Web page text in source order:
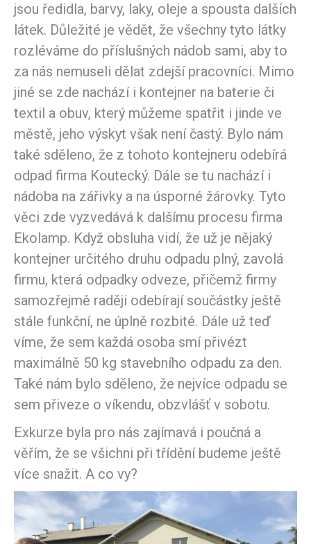
jsou ředidla, barvy, laky, oleje a spousta dalších
látek. Důležité je vědět, že všechny tyto látky
rozléváme do příslušných nádob sami, aby to
za nás nemuseli dělat zdejší pracovníci. Mimo
jiné se zde nachází i kontejner na baterie či
textil a obuv, který můžeme spatřit i jinde ve
městě, jeho výskyt však není častý. Bylo nám
také sděleno, že z tohoto kontejneru odebírá
odpad firma Koutecký. Dále se tu nachází i
nádoba na zářivky a na úsporné žárovky. Tyto
věci zde vyzvedává k dalšímu procesu firma
Ekolamp. Když obsluha vidí, že už je nějaký
kontejner určitého druhu odpadu plný, zavolá
firmu, která odpadky odveze, přičemž firmy
samozřejmě raději odebírají součástky ještě
stále funkční, ne úplně rozbité. Dále už teď
víme, že sem každá osoba smí přivézt
maximálně 50 kg stavebního odpadu za den.
Také nám bylo sděleno, že nejvíce odpadu se
sem přiveze o víkendu, obzvlášť v sobotu.
Exkurze byla pro nás zajímavá i poučná a
věřím, že se všichni při třídění budeme ještě
více snažit. A co vy?